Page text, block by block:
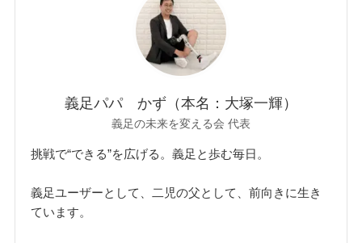
義足パパ かず（本名：大塚一輝）
義足の未来を変える会 代表
挑戦で“できる”を広げる。義足と歩む毎日。
義足ユーザーとして、二児の父として、前向きに生き
ています。